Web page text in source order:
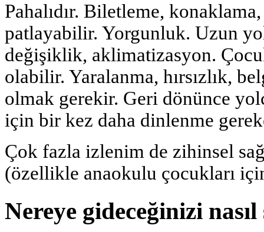
Pahalıdır. Biletleme,
patlayabilir. Yorgunluk. Uzun
değişiklik, aklimatizasyon.
olabilir. Yaralanma, hırsızlık,
olmak gerekir. Geri dönünce
için bir kez daha dinlenme
Çok fazla izlenim de zihinsel
(özellikle anaokulu çocukları
Nereye gideceğinizi